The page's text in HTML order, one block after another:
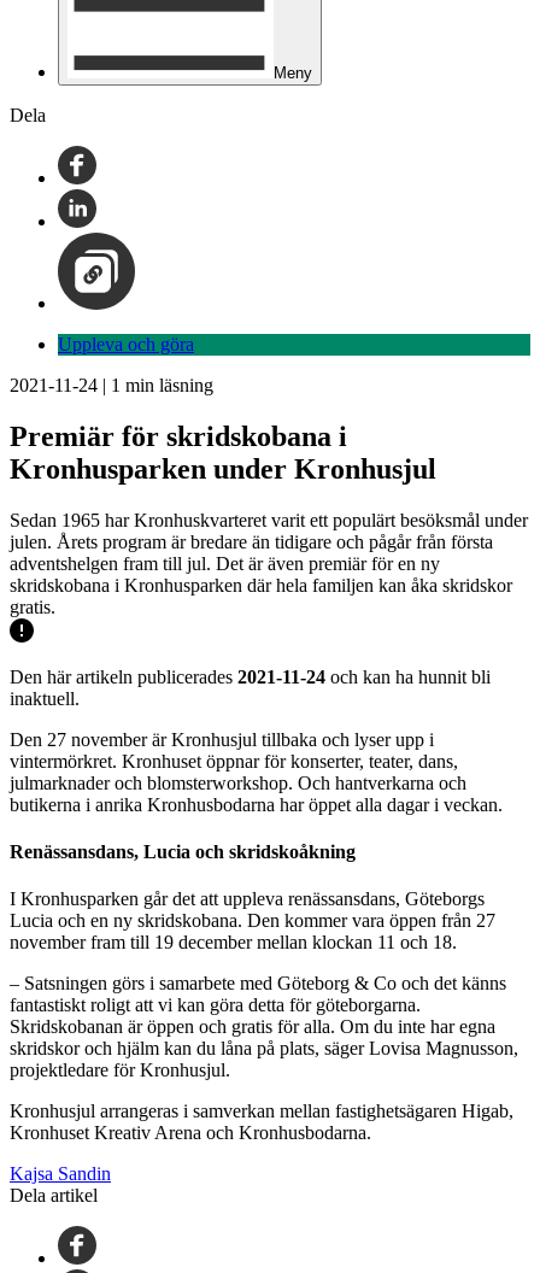
Meny
Dela
Uppleva och göra
2021-11-24 | 1 min läsning
Premiär för skridskobana i
Kronhusparken under Kronhusjul
Sedan 1965 har Kronhuskvarteret varit ett populärt besöksmål under
julen. Årets program är bredare än tidigare och pågår från första
adventshelgen fram till jul. Det är även premiär för en ny
skridskobana i Kronhusparken där hela familjen kan åka skridskor
gratis.
Den här artikeln publicerades 2021-11-24 och kan ha hunnit bli
inaktuell.
Den 27 november är Kronhusjul tillbaka och lyser upp i
vintermörkret. Kronhuset öppnar för konserter, teater, dans,
julmarknader och blomsterworkshop. Och hantverkarna och
butikerna i anrika Kronhusbodarna har öppet alla dagar i veckan.
Renässansdans, Lucia och skridskoåkning
I Kronhusparken går det att uppleva renässansdans, Göteborgs
Lucia och en ny skridskobana. Den kommer vara öppen från 27
november fram till 19 december mellan klockan 11 och 18.
– Satsningen görs i samarbete med Göteborg & Co och det känns
fantastiskt roligt att vi kan göra detta för göteborgarna.
Skridskobanan är öppen och gratis för alla. Om du inte har egna
skridskor och hjälm kan du låna på plats, säger Lovisa Magnusson,
projektledare för Kronhusjul.
Kronhusjul arrangeras i samverkan mellan fastighetsägaren Higab,
Kronhuset Kreativ Arena och Kronhusbodarna.
Kajsa Sandin
Dela artikel